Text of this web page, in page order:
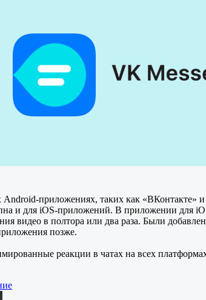
Android-приложениях, таких как
и для iOS-приложений. В приложении для
видео в полтора или два раза. Были
позже.
реакции в чатах на всех